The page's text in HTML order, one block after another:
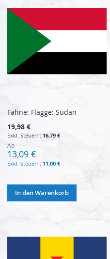
Fahne: Flagge: Sudan
19,98 €
16,79 €
Ab
13,09 €
11,00 €
In den Warenkorb